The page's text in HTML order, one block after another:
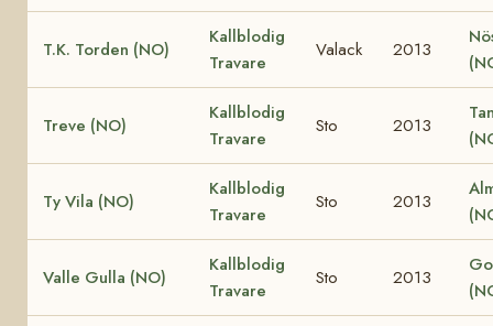
T.K. Torden (NO)
Kallblodig
Travare
Valack 2013
Treve (NO)
Kallblodig
Travare
Sto 2013
Ty Vila (NO)
Kallblodig
Travare
Sto 2013
Valle Gulla (NO)
Kallblodig
Travare
Sto 2013